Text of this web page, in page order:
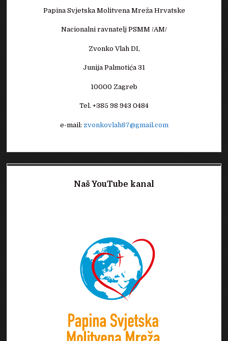
Papina Svjetska Molitvena Mreža Hrvatske
Nacionalni ravnatelj PSMM /AM/
Zvonko Vlah DI,
Junija Palmotića 31
10000 Zagreb
Tel. +385 98 943 0484
e-mail: zvonkovlah87@gmail.com
Naš YouTube kanal